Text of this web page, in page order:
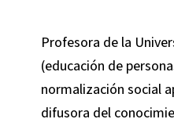
Profesora de la
(educación de
normalización social
difusora del